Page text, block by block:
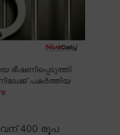
പകർത്തിയ
400 രൂപ